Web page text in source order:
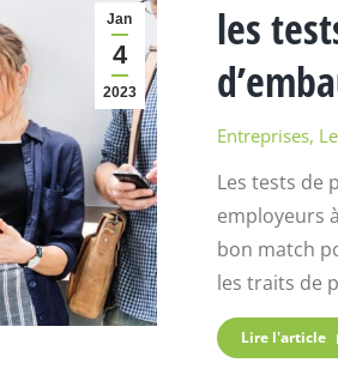
Jan
4
2023
les
Entreprises,
Les tests de
employeurs
bon match
les traits de
Lire l'article